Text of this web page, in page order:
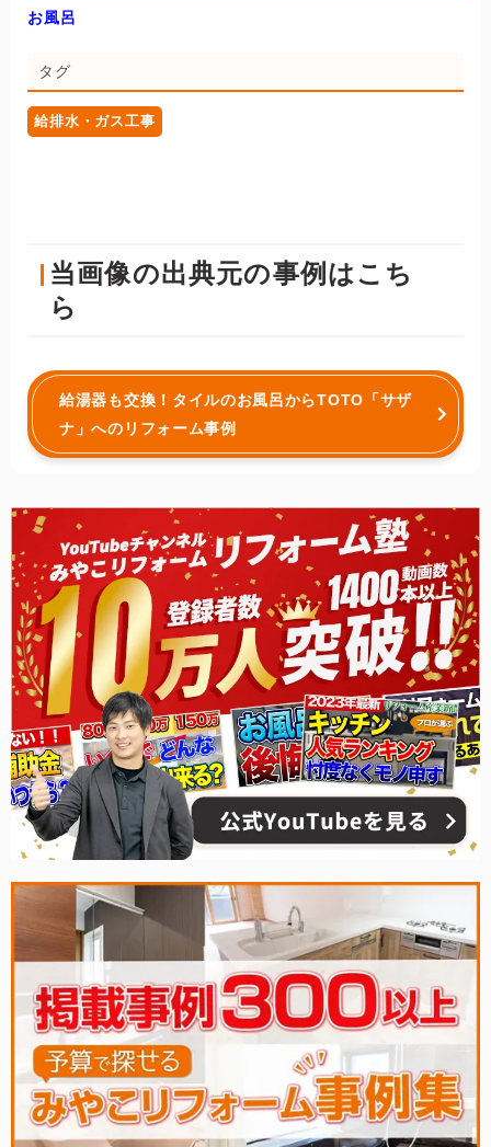
お風呂
タグ
給排水・ガス工事
当画像の出典元の事例はこち
ら
給湯器も交換！タイルのお風呂からTOTO「サザ
ナ」へのリフォーム事例